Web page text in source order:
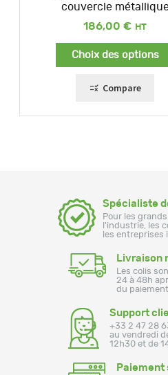
couvercle
186,00 €
Choix des options
Compare
Spécialiste
Pour les
l'industrie, les
les entreprises
Livraison
Les colis
24 à 48h
du paiement
Support
+33 2 47 28
au vendredi
12h30 et de
Paiement